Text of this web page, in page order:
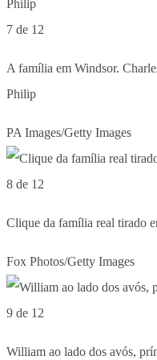
7 de 12
A família em Windsor.
Philip
PA Images/Getty Images
8 de 12
Clique da família real tirado
Fox Photos/Getty Images
9 de 12
William ao lado dos avós,